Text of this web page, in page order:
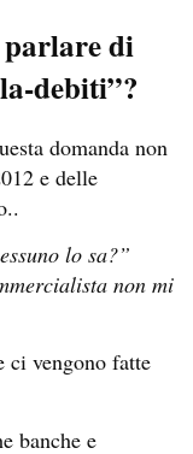
parlare di
debiti”?
domanda non
e delle
lo sa?”
non mi
ci vengono fatte
banche e